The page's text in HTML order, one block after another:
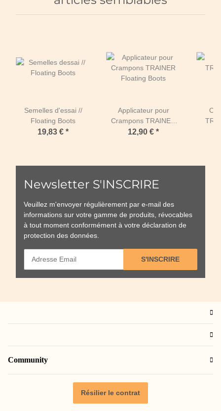
Semelles d'essai //
Floating Boots
19,83 € *
Applicateur pour
Crampons TRAINER
Floating Boots
12,90 € *
Newsletter S'INSCRIRE
Veuillez m'envoyer régulièrement par e-mail des
informations sur votre gamme de produits, révocables
à tout moment conformément à votre déclaration de
protection des données
S'INSCRIRE
Community
Résilier le contrat